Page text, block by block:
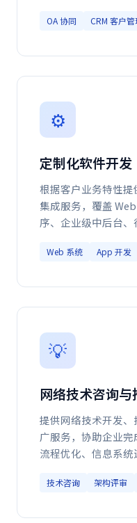
OA 协同 CRM 客户管
⚙️
定制化软件开发
根据客户业务特性
集成服务，覆盖
序、企业级中后台、
Web 系统 App 开发
💡
网络技术咨询与
提供网络技术开发
广服务，协助企业
流程优化、信息系统
技术咨询 架构评审